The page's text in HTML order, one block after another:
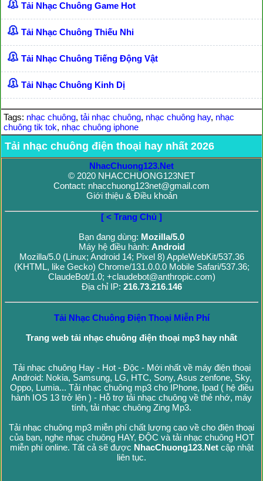
Tải Nhạc Chuông Game Hot
Tải Nhạc Chuông Thiếu Nhi
Tải Nhạc Chuông Tiếng Động Vật
Tải Nhạc Chuông Kinh Dị
Tags: nhạc chuông, tải nhạc chuông, nhạc chuông hay, nhạc
chuông tik tok, nhạc chuông iphone
Tải nhạc chuông điện thoại hay nhất 2026
NhacChuong123.Net
© 2020 NHACCHUONG123NET
Contact: nhacchuong123net@gmail.com
Giới thiệu & Điều khoản
[ < Trang Chủ ]
Bạn đang dùng: Mozilla/5.0
Máy hệ điều hành: Android
Mozilla/5.0 (Linux; Android 14; Pixel 8) AppleWebKit/537.36
(KHTML, like Gecko) Chrome/131.0.0.0 Mobile Safari/537.36;
ClaudeBot/1.0; +claudebot@anthropic.com)
Địa chỉ IP: 216.73.216.146
Tải Nhạc Chuông Điện Thoại Miễn Phí
Trang web tải nhạc chuông điện thoại mp3 hay nhất
Tải nhạc chuông Hay - Hot - Độc - Mới nhất về máy điện thoại
Android: Nokia, Samsung, LG, HTC, Sony, Asus zenfone, Sky,
Oppo, Lumia... Tải nhạc chuông mp3 cho IPhone, Ipad ( hệ điều
hành IOS 13 trở lên ) - Hỗ trợ tải nhạc chuông về thẻ nhớ, máy
tính, tải nhạc chuông Zing Mp3.
Tải nhạc chuông mp3 miễn phí chất lượng cao về cho điện thoại
của bạn, nghe nhạc chuông HAY, ĐỘC và tải nhạc chuông HOT
miễn phí online. Tất cả sẽ được NhacChuong123.Netcập nhật
liên tục.